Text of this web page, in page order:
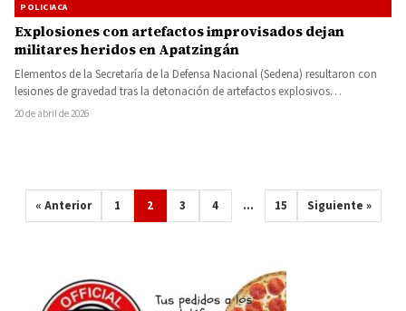
POLICIACA
Explosiones con artefactos improvisados dejan
militares heridos en Apatzingán
Elementos de la Secretaría de la Defensa Nacional (Sedena) resultaron con
lesiones de gravedad tras la detonación de artefactos explosivos…
20 de abril de 2026
« Anterior 1 2 3 4 … 15 Siguiente »